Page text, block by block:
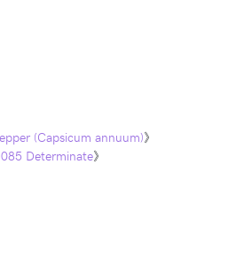
(Capsicum annuum)》
Determinate》